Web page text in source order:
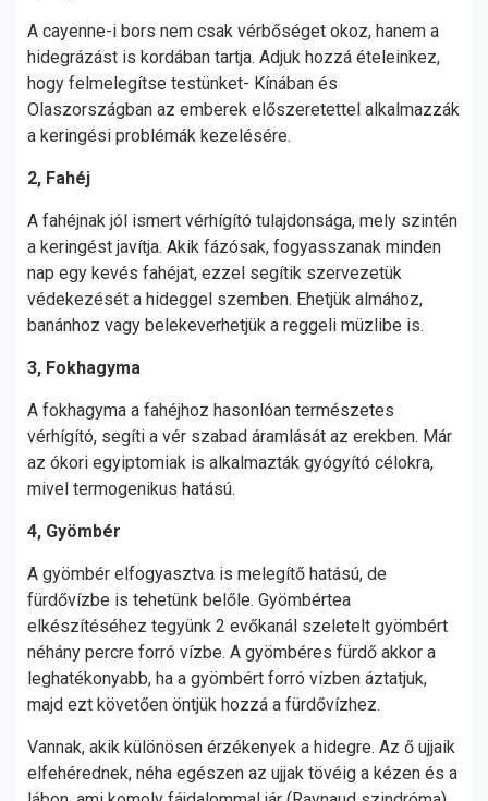
A cayenne-i bors nem csak vérbőséget okoz, hanem a
hidegrázást is kordában tartja. Adjuk hozzá ételeinkez,
hogy felmelegítse testünket- Kínában és
Olaszországban az emberek előszeretettel alkalmazzák
a keringési problémák kezelésére.
2, Fahéj
A fahéjnak jól ismert vérhígító tulajdonsága, mely szintén
a keringést javítja. Akik fázósak, fogyasszanak minden
nap egy kevés fahéjat, ezzel segítik szervezetük
védekezését a hideggel szemben. Ehetjük almához,
banánhoz vagy belekeverhetjük a reggeli müzlibe is.
3, Fokhagyma
A fokhagyma a fahéjhoz hasonlóan természetes
vérhígító, segíti a vér szabad áramlását az erekben. Már
az ókori egyiptomiak is alkalmazták gyógyító célokra,
mivel termogenikus hatású.
4, Gyömbér
A gyömbér elfogyasztva is melegítő hatású, de
fürdővízbe is tehetünk belőle. Gyömbértea
elkészítéséhez tegyünk 2 evőkanál szeletelt gyömbért
néhány percre forró vízbe. A gyömbéres fürdő akkor a
leghatékonyabb, ha a gyömbért forró vízben áztatjuk,
majd ezt követően öntjük hozzá a fürdővízhez.
Vannak, akik különösen érzékenyek a hidegre. Az ő ujjaik
elfehérednek, néha egészen az ujjak tövéig a kézen és a